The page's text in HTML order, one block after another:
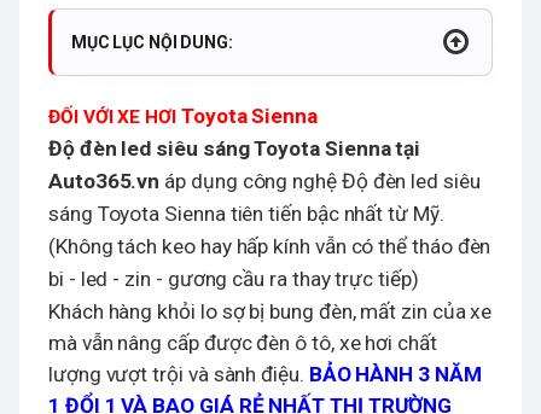
MỤC LỤC NỘI DUNG:
ĐỐI VỚI XE HƠI Toyota Sienna
Độ đèn led siêu sáng Toyota Siennatại
Auto365.vn áp dụng công nghệ Độ đèn led siêu
sáng Toyota Sienna tiên tiến bậc nhất từ Mỹ.
(Không tách keo hay hấp kính vẫn có thể tháo đèn
bi - led - zin - gương cầu ra thay trực tiếp)
Khách hàng khỏi lo sợ bị bung đèn, mất zin của xe
mà vẫn nâng cấp được đèn ô tô, xe hơi chất
lượng vượt trội và sành điệu. BẢO HÀNH 3 NĂM
1 ĐỔI 1 VÀ BAO GIÁ RẺ NHẤT THỊ TRƯỜNG